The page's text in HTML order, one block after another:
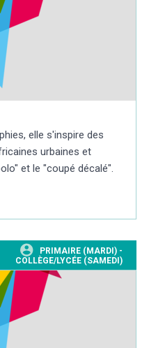
elle s'inspire des
urbaines et
et le "coupé décalé".
PRIMAIRE (MARDI) -
COLLÈGE/LYCÉE (SAMEDI)